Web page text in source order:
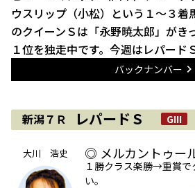
ウスリップ（小松）という１～３着
のクイーンＳは「永野暁太郎」がき
１位を独走中です。今週はレパード
バックナンバー
新潟７Ｒ レパードＳ GIII
大川 浩史 ◎ メルカントゥー
１勝クラス楽勝→重賞で
い。